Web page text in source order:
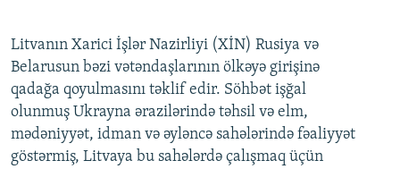
Litvanın Xarici İşlər Nazirliyi (XİN) Rusiya və
Belarusun bəzi vətəndaşlarının ölkəyə girişinə
qadağa qoyulmasını təklif edir. Söhbət işğal
olunmuş Ukrayna ərazilərində təhsil və elm,
mədəniyyət, idman və əyləncə sahələrində fəaliyyət
göstərmiş, Litvaya bu sahələrdə çalışmaq üçün